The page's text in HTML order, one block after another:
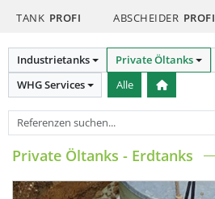
TANK PROFI ABSCHEIDER PROFI
Industrietanks Private Öltanks
WHG Services
Alle
Private Öltanks - Erdtanks